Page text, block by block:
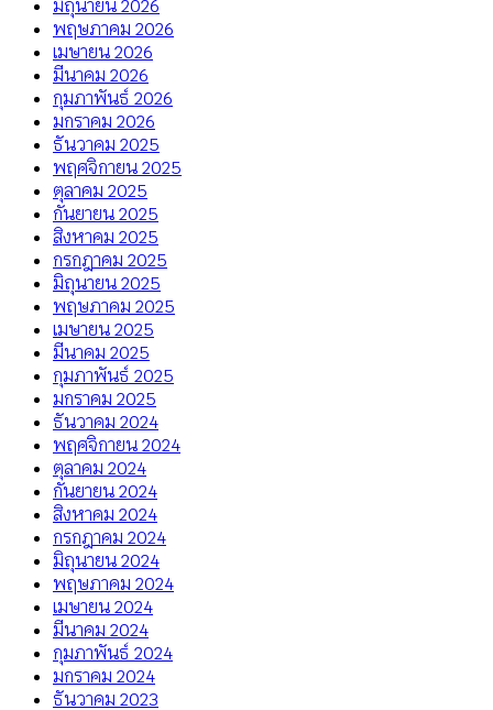
มิถุนายน 2026
พฤษภาคม 2026
เมษายน 2026
มีนาคม 2026
กุมภาพันธ์ 2026
มกราคม 2026
ธันวาคม 2025
พฤศจิกายน 2025
ตุลาคม 2025
กันยายน 2025
สิงหาคม 2025
กรกฎาคม 2025
มิถุนายน 2025
พฤษภาคม 2025
เมษายน 2025
มีนาคม 2025
กุมภาพันธ์ 2025
มกราคม 2025
ธันวาคม 2024
พฤศจิกายน 2024
ตุลาคม 2024
กันยายน 2024
สิงหาคม 2024
กรกฎาคม 2024
มิถุนายน 2024
พฤษภาคม 2024
เมษายน 2024
มีนาคม 2024
กุมภาพันธ์ 2024
มกราคม 2024
ธันวาคม 2023